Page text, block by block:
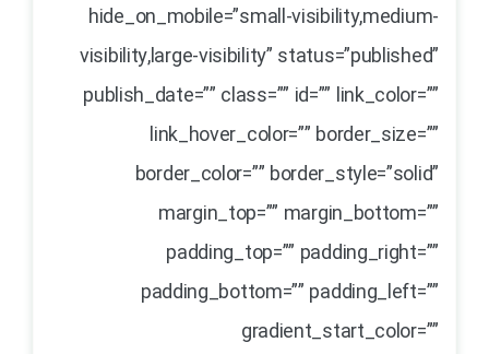
hide_on_mobile=”small-visibility,medium-
visibility,large-visibility” status=”published”
publish_date=”” class=”” id=”” link_color=””
link_hover_color=”” border_size=””
border_color=”” border_style=”solid”
margin_top=”” margin_bottom=””
padding_top=”” padding_right=””
padding_bottom=”” padding_left=””
gradient_start_color=””